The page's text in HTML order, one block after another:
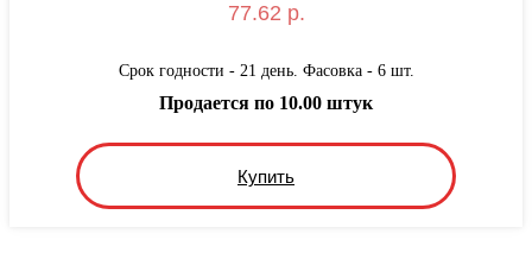
77.62 р.
Срок годности - 21 день. Фасовка - 6 шт.
Купить
Продается по 10.00 штук